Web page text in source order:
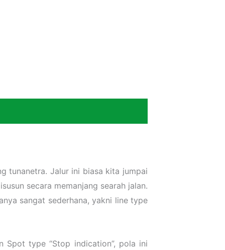
tunanetra. Jalur ini biasa kita jumpai
secara memanjang searah jalan.
sangat sederhana, yakni line type
Spot type “Stop indication”, pola ini